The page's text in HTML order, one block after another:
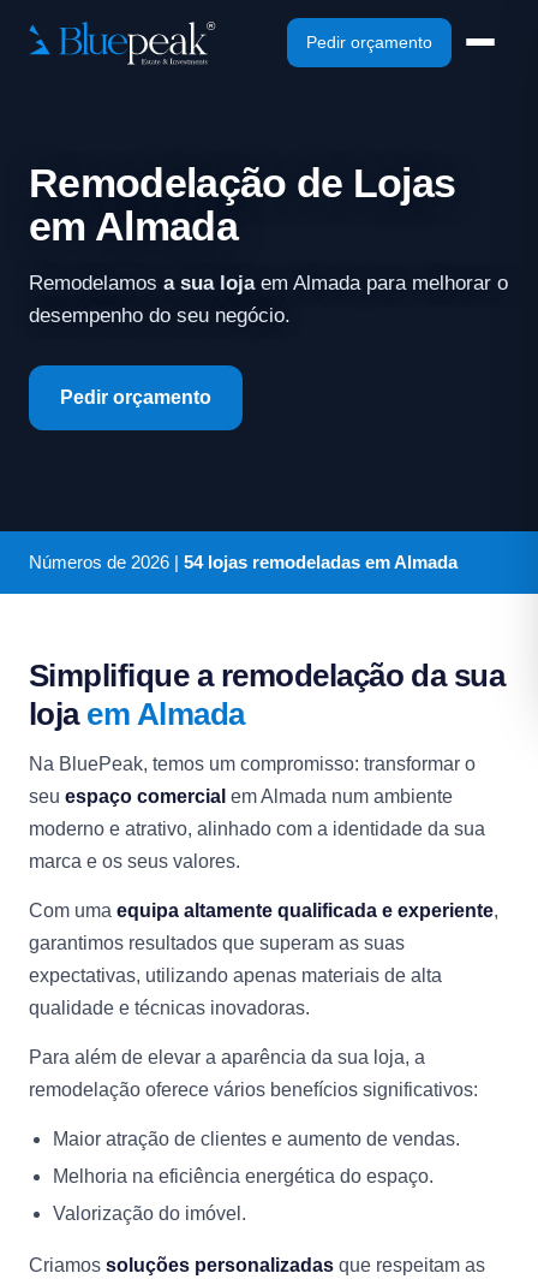
Pedir orçamento
Remodelação de Lojas
em Almada
Remodelamos a sua lojaem Almada para melhorar o
desempenho do seu negócio.
Pedir orçamento
Números de 2026 | 54 lojas remodeladas em Almada
Simplifique a remodelação da sua
loja em Almada
Na BluePeak, temos um compromisso: transformar o
seu espaço comercial em Almada num ambiente
moderno e atrativo, alinhado com a identidade da sua
marca e os seus valores.
Com uma equipa altamente qualificada e experiente,
garantimos resultados que superam as suas
expectativas, utilizando apenas materiais de alta
qualidade e técnicas inovadoras.
Para além de elevar a aparência da sua loja, a
remodelação oferece vários benefícios significativos:
Maior atração de clientes e aumento de vendas.
Melhoria na eficiência energética do espaço.
Valorização do imóvel.
Criamos soluções personalizadas que respeitam as